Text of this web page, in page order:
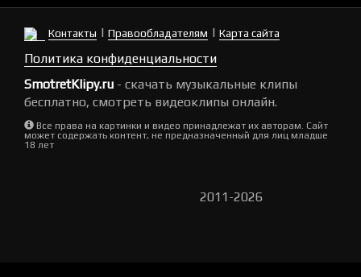
Контакты | Правообладателям | Карта сайта
Политика конфиденциальности
SmotretKlipy.ru - скачать музыкальные клипы
бесплатно, смотреть видеоклипы онлайн.
Все права на картинки и видео принадлежат их авторам. Сайт
может содержать контент, не предназначенный для лиц младше
18 лет
2011-2026